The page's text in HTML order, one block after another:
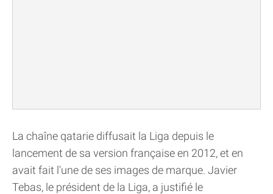
La chaîne qatarie diffusait la Liga depuis le
lancement de sa version française en 2012, et en
avait fait l'une de ses images de marque. Javier
Tebas, le président de la Liga, a justifié le